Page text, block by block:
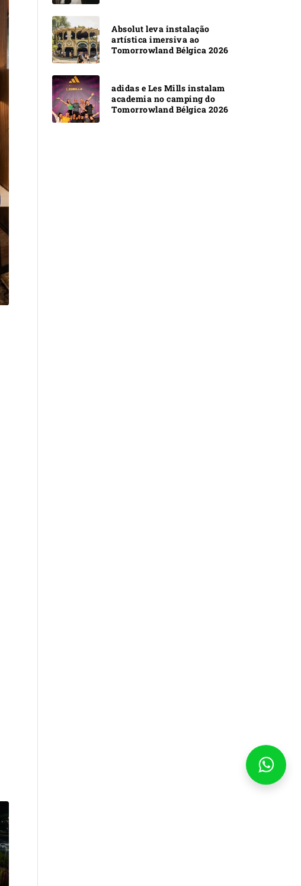
Absolut leva instalação
artística imersiva ao
Tomorrowland Bélgica 2026
adidas e Les Mills instalam
academia no camping do
Tomorrowland Bélgica 2026